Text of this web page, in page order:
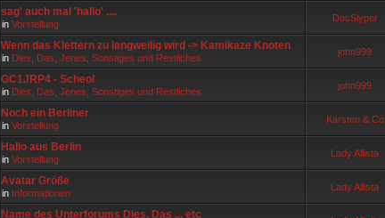
sag' auch mal 'hallo' ....
in Vorstellung
DocSlyper
Wenn das Klettern zu langweilig wird -> Kamikaze Knoten
in Dies, Das, Jenes, Sonstiges und Restliches
john999
GC1JRP4 - Scheol
in Dies, Das, Jenes, Sonstiges und Restliches
john999
Noch ein Berliner
in Vorstellung
Karsten & Co
Hallo aus Berlin
in Vorstellung
Lady Allista
Avatar Größe
in Informationen
Lady Allista
Name des Unterforums Dies, Das ... etc